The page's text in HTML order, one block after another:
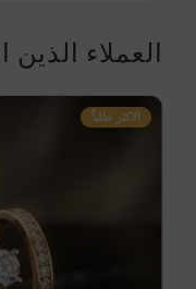
العملاء
الاكثر طلباً